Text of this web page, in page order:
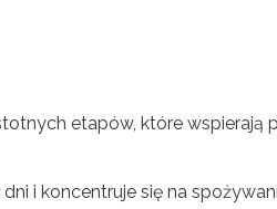
etapów, które
i koncentruje się na